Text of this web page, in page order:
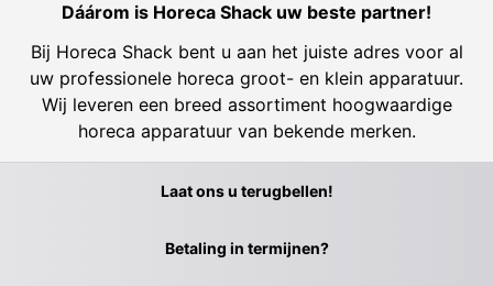
Dáárom is Horeca Shack uw beste partner!
Bij Horeca Shack bent u aan het juiste adres voor al
uw professionele horeca groot- en klein apparatuur.
Wij leveren een breed assortiment hoogwaardige
horeca apparatuur van bekende merken.
Laat ons u terugbellen!
Betaling in termijnen?